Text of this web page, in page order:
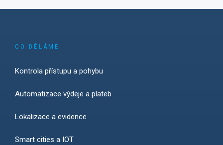
CO DĚLÁME
Kontrola přístupu a pohybu
Automatizace výdeje a plateb
Lokalizace a evidence
Smart cities a IOT